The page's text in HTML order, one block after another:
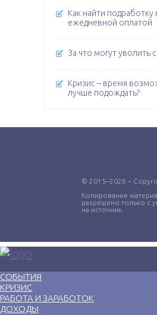
Как найти подработку
ежедневной оплатой
За что могут уволить
Кризис – время
лучше подождать?
© 2015–2026 –
Копирование
разрешено только с
на источник.
СОБЫТИЯ
КРИЗИС
РАБОТА И ЗАРАБОТОК
ДОХОДЫ